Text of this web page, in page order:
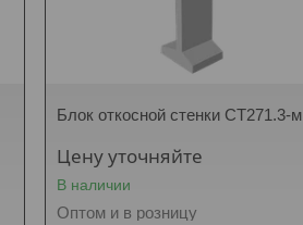
Блок откосной стенки СТ271.3-м
Цену уточняйте
В наличии
Оптом и в розницу